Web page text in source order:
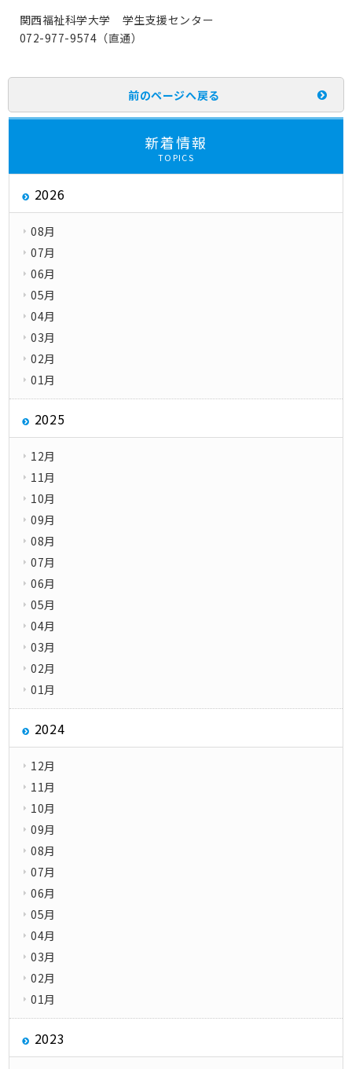
関西福祉科学大学 学生支援センター
072-977-9574（直通）
前のページへ戻る
新着情報
TOPICS
2026
08月
07月
06月
05月
04月
03月
02月
01月
2025
12月
11月
10月
09月
08月
07月
06月
05月
04月
03月
02月
01月
2024
12月
11月
10月
09月
08月
07月
06月
05月
04月
03月
02月
01月
2023